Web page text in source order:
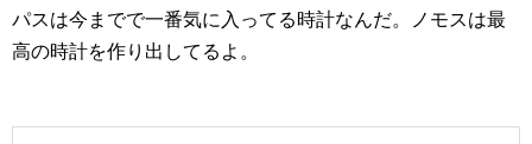
パスは今までで一番気に入ってる時計なんだ。ノモスは最
高の時計を作り出してるよ。